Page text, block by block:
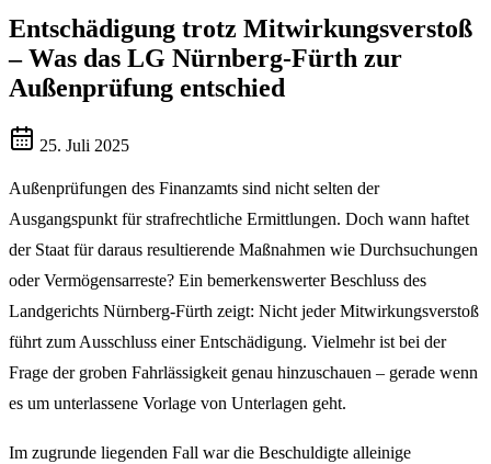
Entschädigung trotz Mitwirkungsverstoß
– Was das LG Nürnberg-Fürth zur
Außenprüfung entschied
25. Juli 2025
Außenprüfungen des Finanzamts sind nicht selten der
Ausgangspunkt für strafrechtliche Ermittlungen. Doch wann haftet
der Staat für daraus resultierende Maßnahmen wie Durchsuchungen
oder Vermögensarreste? Ein bemerkenswerter Beschluss des
Landgerichts Nürnberg-Fürth zeigt: Nicht jeder Mitwirkungsverstoß
führt zum Ausschluss einer Entschädigung. Vielmehr ist bei der
Frage der groben Fahrlässigkeit genau hinzuschauen – gerade wenn
es um unterlassene Vorlage von Unterlagen geht.
Im zugrunde liegenden Fall war die Beschuldigte alleinige